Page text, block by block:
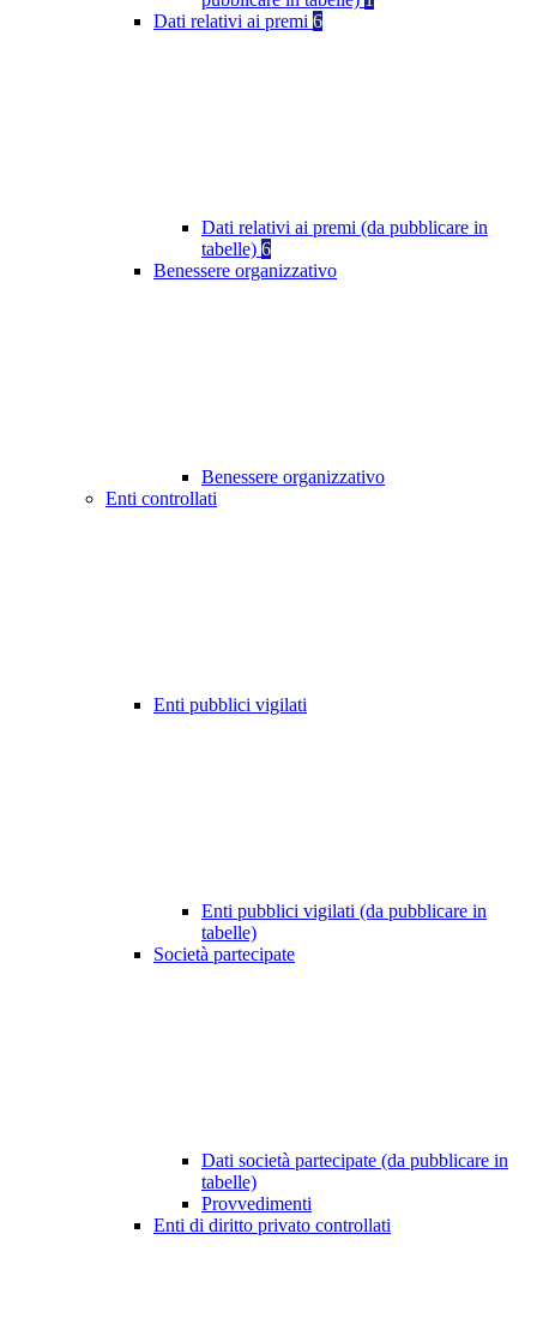
Dati relativi ai premi 6
Dati relativi ai premi (da pubblicare in
tabelle) 6
Benessere organizzativo
Benessere organizzativo
Enti controllati
Enti pubblici vigilati
Enti pubblici vigilati (da pubblicare in
tabelle)
Società partecipate
Dati società partecipate (da pubblicare in
tabelle)
Provvedimenti
Enti di diritto privato controllati